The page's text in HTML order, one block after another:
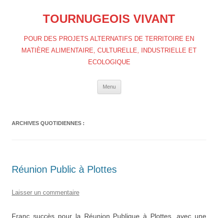
TOURNUGEOIS VIVANT
POUR DES PROJETS ALTERNATIFS DE TERRITOIRE EN
MATIÈRE ALIMENTAIRE, CULTURELLE, INDUSTRIELLE ET
ECOLOGIQUE
Menu
ARCHIVES QUOTIDIENNES :
Réunion Public à Plottes
Laisser un commentaire
Franc succès pour la Réunion Publique à Plottes, avec une